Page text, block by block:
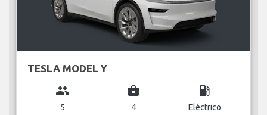
TESLA MODEL Y
group
5
business_center
4
local_gas_station
Eléctrico